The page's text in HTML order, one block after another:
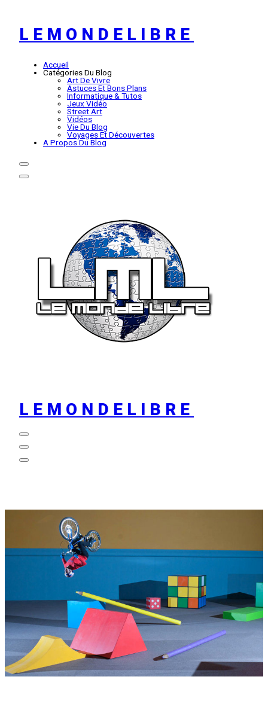
LEMONDELIBRE
Accueil
Catégories Du Blog
Art De Vivre
Astuces Et Bons Plans
Informatique & Tutos
Jeux Vidéo
Street Art
Vidéos
Vie Du Blog
Voyages Et Découvertes
A Propos Du Blog
LEMONDELIBRE